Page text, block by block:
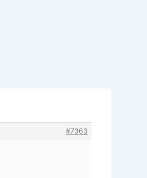
#7363